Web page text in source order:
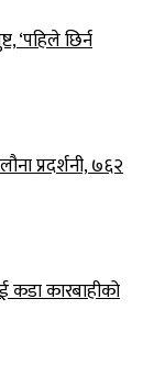
‘पहिले छिर्न
प्रदर्शनी, ७६२
कडा कारबाहीको